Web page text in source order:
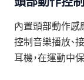
內置頭部動作感
控制音樂播放、
耳機，在運動中